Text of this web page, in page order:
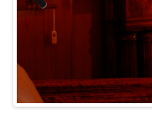
Previ
ous